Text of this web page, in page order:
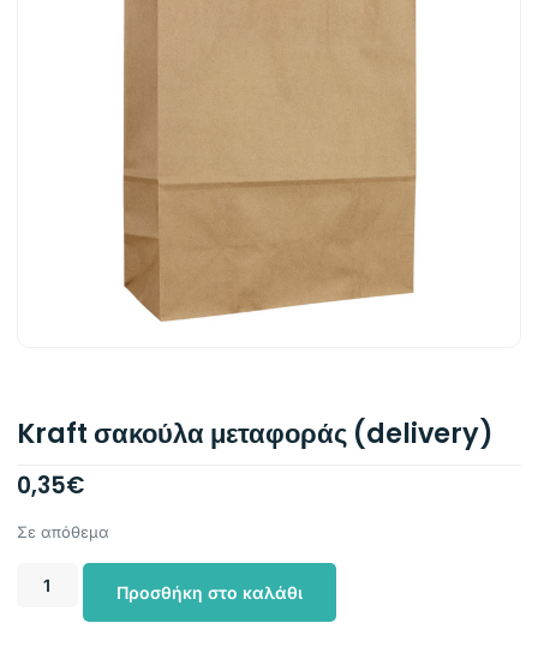
Kraft σακούλα μεταφοράς (delivery)
0,35€
Σε απόθεμα
Προσθήκη στο καλάθι